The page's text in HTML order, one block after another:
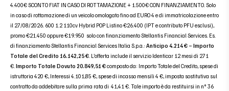
4.400€ SCONTO FIAT IN CASO DI ROTTAMAZIONE + 1.500€ CON FINANZIAMENTO. Solo
in caso di rottamazione di un veicolo omologato fino ad EURO 4 e di immatricolazione entro
il 27/08/2026. 600 1.2 110cv Hybrid POP Listino €26.400 (IPT e contributo PFU esclusi),
promo €21.450 oppure €19.950 solo con finanziamento Stellantis Financial Services. Es.
di finanziamento Stellantis Financial Services Italia S.p.a.: Anticipo 4.214 € – Importo
Totale del Credito 16.142,25 € . L’offerta include il servizio Identicar 12 mesi di 271
€. Importo Totale Dovuto 20.849,51 €composto da: Importo Totale del Credito, spese di
istruttoria 420 €, Interessi 4.101,85 €, spese di incasso mensili 4 €, imposta sostitutiva sul
contratto da addebitare sulla prima rata di 41,41 €. Tale importo è da restituirsi in n° 36